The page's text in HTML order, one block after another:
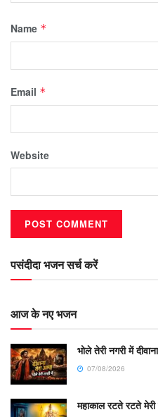
Name *
Email *
Website
पसंदीदा भजन सर्च करें
आज के नए भजन
भोले तेरी नगरी में
07/08/2026
महाकाल रटते रटते